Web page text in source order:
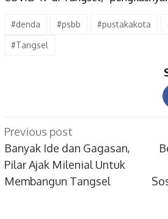
#denda #psbb #pustakakota
#Tangsel
Post
navigation
Previous post
Banyak Ide dan Gagasan,
Pilar Ajak Milenial Untuk
Membangun Tangsel